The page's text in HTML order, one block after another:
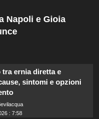
Napoli e Gioia
ernia diretta e
sintomi e opzioni
: 7:58